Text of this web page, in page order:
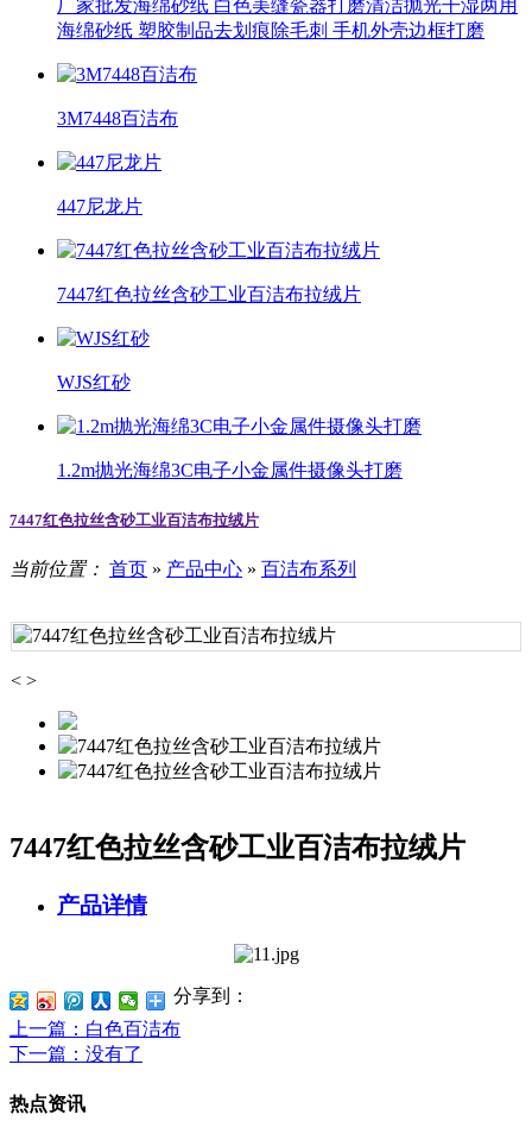
厂家批发海绵砂纸 白色美缝瓷器打磨清洁抛光干湿两用
海绵砂纸 塑胶制品去划痕除毛刺 手机外壳边框打磨
3M7448百洁布
447尼龙片
7447红色拉丝含砂工业百洁布拉绒片
WJS红砂
1.2m抛光海绵3C电子小金属件摄像头打磨
7447红色拉丝含砂工业百洁布拉绒片
当前位置： 首页 » 产品中心 » 百洁布系列
< >
7447红色拉丝含砂工业百洁布拉绒片
产品详情
分享到：
上一篇 ：白色百洁布
下一篇 ：没有了
热点资讯